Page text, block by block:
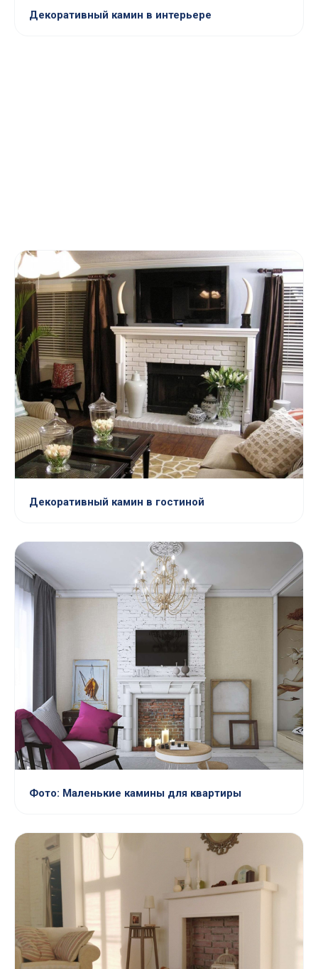
Декоративный камин в интерьере
Декоративный камин в гостиной
Фото: Маленькие камины для квартиры